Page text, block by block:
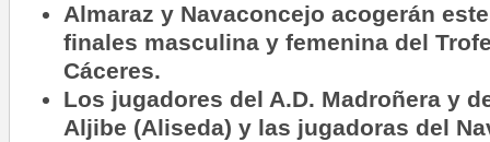
Almaraz y Navaconcejo acogerán
finales masculina y femenina del
Cáceres.
Los jugadores del A.D. Madroñera y
Aljibe (Aliseda) y las jugadoras del